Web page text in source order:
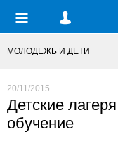
МОЛОДЕЖЬ И ДЕТИ
20/11/2015
Детские
обучение